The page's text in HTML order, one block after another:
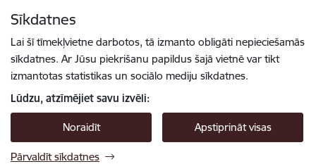
Sīkdatnes
Lai šī tīmekļvietne darbotos, tā izmanto obligāti nepieciešamās
sīkdatnes. Ar Jūsu piekrišanu papildus šajā vietnē var tikt
izmantotas statistikas un sociālo mediju sīkdatnes.
Lūdzu, atzīmējiet savu izvēli:
Noraidīt Apstiprināt visas
Pārvaldīt sīkdatnes